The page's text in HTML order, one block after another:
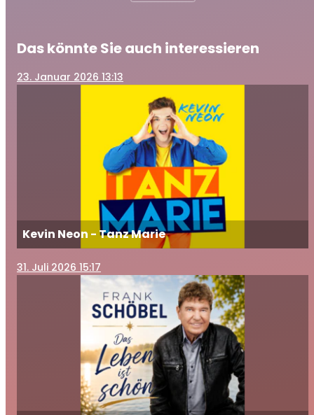
Das könnte Sie auch interessieren
23. Januar 2026 13:13
Kevin Neon - Tanz Marie
31. Juli 2026 15:17